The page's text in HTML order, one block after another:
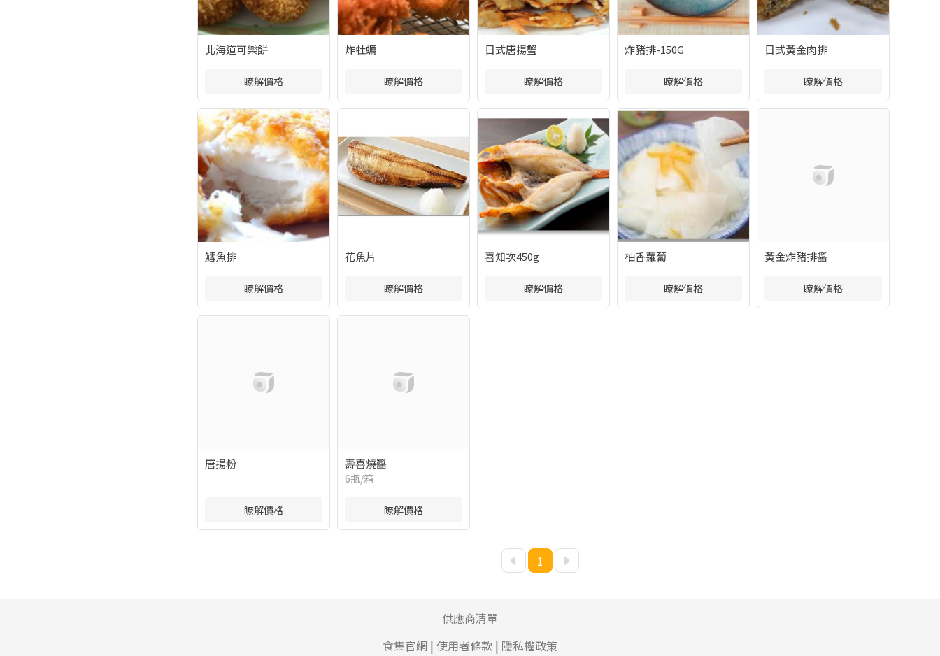
北海道可樂餅
瞭解價格
炸牡蠣
瞭解價格
日式唐揚蟹
瞭解價格
炸豬排-150G
瞭解價格
日式黃金肉排
瞭解價格
鱈魚排
瞭解價格
花魚片
瞭解價格
喜知次450g
瞭解價格
柚香蘿蔔
瞭解價格
黃金炸豬排醬
瞭解價格
唐揚粉
瞭解價格
壽喜燒醬
6瓶/箱
瞭解價格
1
供應商清單
食集官網 | 使用者條款 | 隱私權政策